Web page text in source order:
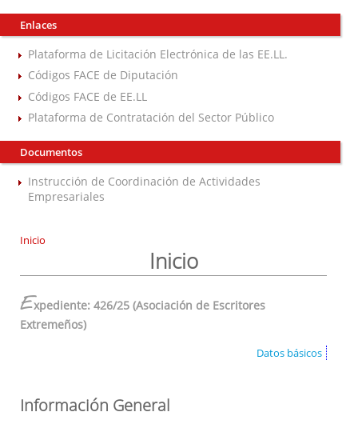
Enlaces
Plataforma de Licitación Electrónica de las EE.LL.
Códigos FACE de Diputación
Códigos FACE de EE.LL
Plataforma de Contratación del Sector Público
Documentos
Instrucción de Coordinación de Actividades
Empresariales
Inicio
Inicio
Expediente: 426/25 (Asociación de Escritores
Extremeños)
Datos básicos
Información General